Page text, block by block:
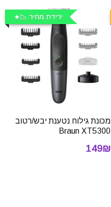
ירידת מחיר 📉
מכונת גילוח נטענת יבש/רטוב
Braun XT5300
149₪